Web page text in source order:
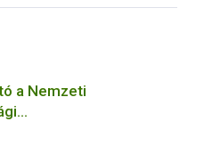
a Nemzeti
kötődő érintetti jogok
adatkezeléseihez